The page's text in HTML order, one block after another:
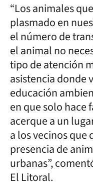
“Los animales
plasmado en
el número de
el animal no
tipo de atención
asistencia donde
educación
en que solo hace
acerque a un
a los vecinos que
presencia de
urbanas”,
El Litoral.